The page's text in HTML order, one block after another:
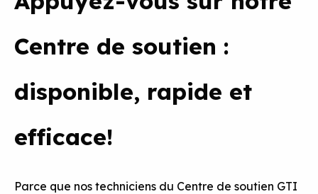
Centre de soutien :
disponible, rapide et
efficace!
Parce que nos techniciens du Centre de soutien GTI